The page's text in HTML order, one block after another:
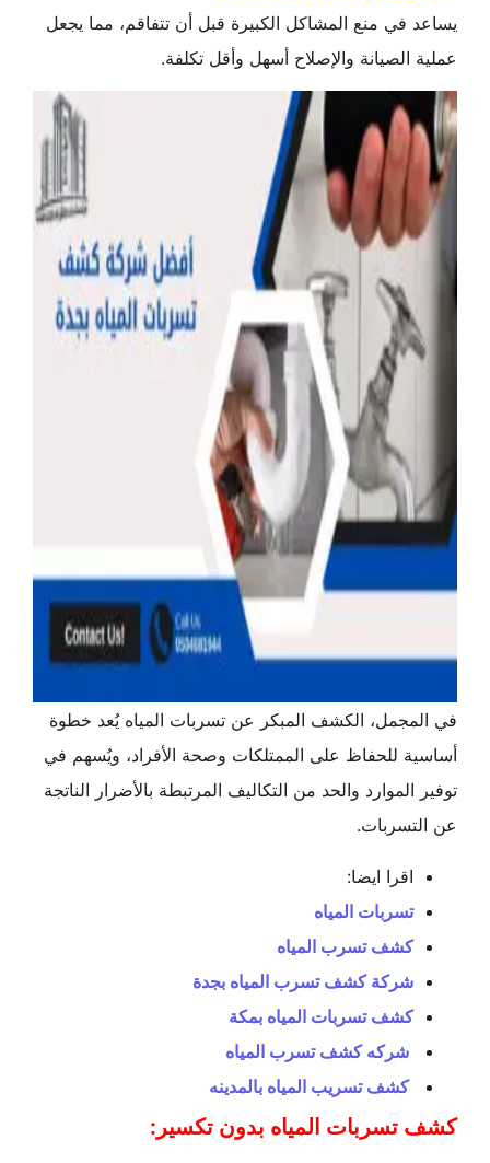
يساعد في منع المشاكل الكبيرة قبل أن تتفاقم، مما يجعل
عملية الصيانة والإصلاح أسهل وأقل تكلفة.
في المجمل، الكشف المبكر عن تسربات المياه يُعد خطوة
أساسية للحفاظ على الممتلكات وصحة الأفراد، ويُسهم في
توفير الموارد والحد من التكاليف المرتبطة بالأضرار الناتجة
عن التسربات.
اقرا ايضا:
تسربات المياه
كشف تسرب المياه
شركة كشف تسرب المياه بجدة
كشف تسربات المياه بمكة
شركه كشف تسرب المياه
كشف تسريب المياه بالمدينه
كشف تسربات المياه بدون تكسير: